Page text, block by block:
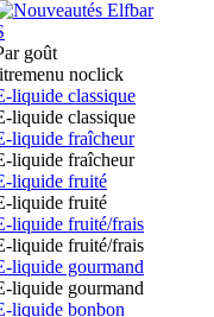
goût
noclick
liquide classique
liquide classique
liquide fraîcheur
liquide fraîcheur
liquide fruité
liquide fruité
liquide fruité/frais
liquide fruité/frais
liquide gourmand
liquide gourmand
liquide bonbon